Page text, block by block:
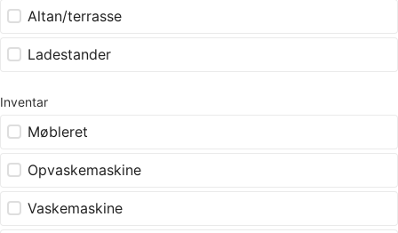
Altan/terrasse
Ladestander
Inventar
Møbleret
Opvaskemaskine
Vaskemaskine